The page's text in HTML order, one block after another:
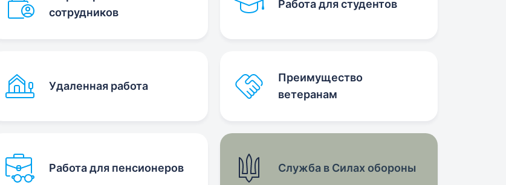
сотрудников
Работа для студентов
Удаленная работа
Преимущество
ветеранам
Работа для пенсионеров Служба в Силах обороны